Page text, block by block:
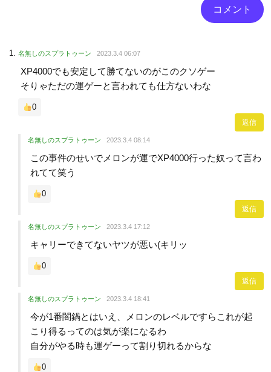
名無しのスプラトゥーン 2023.3.4 06:07
XP4000でも安定して勝てないのがこのクソゲー
そりゃただの運ゲーと言われても仕方ないわな
0
返信
名無しのスプラトゥーン 2023.3.4 08:14
この事件のせいでメロンが運でXP4000行った奴って言わ
れてて笑う
0
返信
名無しのスプラトゥーン 2023.3.4 17:12
キャリーできてないヤツが悪い(キリッ
0
返信
名無しのスプラトゥーン 2023.3.4 18:41
今が1番闇鍋とはいえ、メロンのレベルですらこれが起
こり得るってのは気が楽になるわ
自分がやる時も運ゲーって割り切れるからな
0